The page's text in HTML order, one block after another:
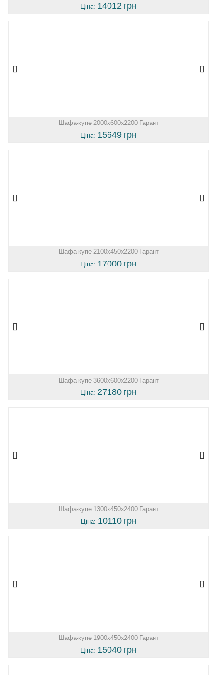
Ціна: 14012 грн
Шафа-купе 2000х600х2200 Гарант
Ціна: 15649 грн
Шафа-купе 2100х450х2200 Гарант
Ціна: 17000 грн
Шафа-купе 3600х600х2200 Гарант
Ціна: 27180 грн
Шафа-купе 1300х450х2400 Гарант
Ціна: 10110 грн
Шафа-купе 1900х450х2400 Гарант
Ціна: 15040 грн